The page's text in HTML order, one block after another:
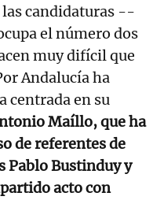
las candidaturas --
el número dos
muy difícil que
Andalucía ha
centrada en su
Maíllo, que ha
de referentes de
Pablo Bustinduy y
acto con